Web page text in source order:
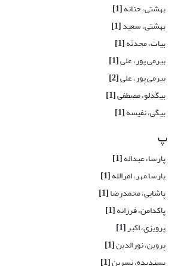
بهشتی، حنانه[1]
بهشتی، سعید[1]
بیات، محدثه[1]
بیرمی پور، علی[1]
بیرمی پور، علی[2]
بیگدلو، مصطفی[1]
بیگی، نفیسه[1]
پ
پارسا، عبداله[1]
پارسا مهر، امرالله[1]
پاشایی، محمدرضا[1]
پاکدامن، فرزانه[1]
پرویزی، اکبر[1]
پروین، نورالدین[1]
پسندیده، نسرین[1]